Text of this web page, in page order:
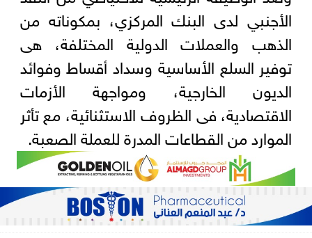
الأجنبي لدى البنك المركزي، بمكوناته من
الذهب والعملات الدولية المختلفة، هى
توفير السلع الأساسية وسداد أقساط وفوائد
الديون الخارجية، ومواجهة الأزمات
الاقتصادية، فى الظروف الاستثنائية، مع تأثر
الموارد من القطاعات المدرة للعملة الصعبة.